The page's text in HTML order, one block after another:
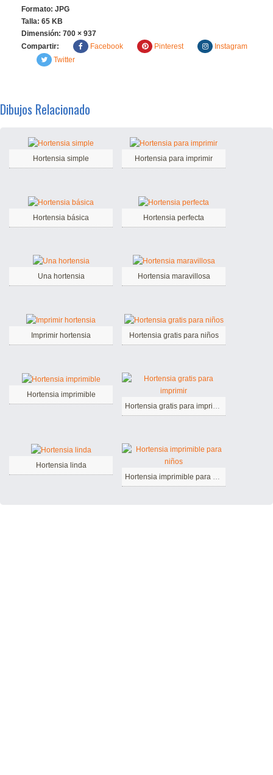
Formato: JPG
Talla: 65 KB
Dimensión: 700 × 937
Compartir:
Facebook Pinterest
Instagram
Twitter
Dibujos Relacionado
Hortensia simple Hortensia para imprimir
Hortensia básica Hortensia perfecta
Una hortensia Hortensia maravillosa
Imprimir hortensia Hortensia gratis para niños
Hortensia imprimible
Hortensia gratis para imprimir
Hortensia linda
Hortensia imprimible para niños